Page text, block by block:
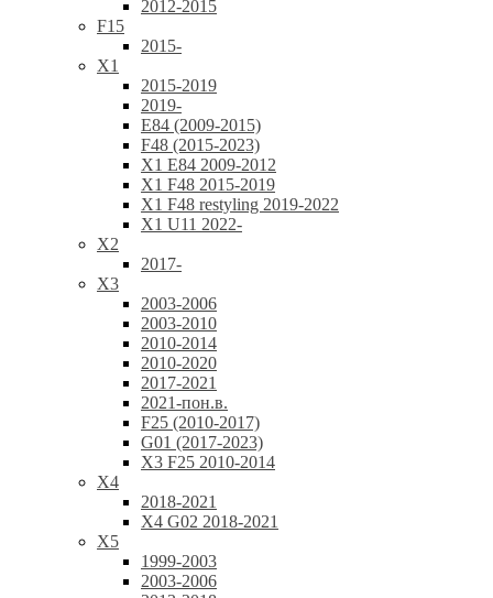
2012-2015
F15
2015-
X1
2015-2019
2019-
E84 (2009-2015)
F48 (2015-2023)
X1 E84 2009-2012
X1 F48 2015-2019
X1 F48 restyling 2019-2022
X1 U11 2022-
X2
2017-
X3
2003-2006
2003-2010
2010-2014
2010-2020
2017-2021
2021-пон.в.
F25 (2010-2017)
G01 (2017-2023)
X3 F25 2010-2014
X4
2018-2021
X4 G02 2018-2021
X5
1999-2003
2003-2006